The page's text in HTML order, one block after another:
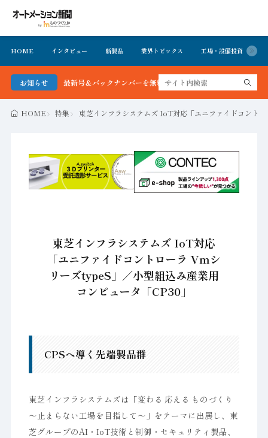
HOME インタビュー 新製品 業界トピックス 工場・設備投資
お知らせ
ン新聞 最新号＆バックナンバーを無料で公開中 詳細はこちら
HOME 特集 東芝インフラシステムズ IoT対応「ユニファイドコント
東芝インフラシステムズ IoT対応
「ユニファイドコントローラ Vmシ
リーズtypeS」／小型組込み産業用
コンピュータ「CP30」
CPSへ導く先端製品群
東芝インフラシステムズは「変わる 応える ものづくり
～止まらない工場を目指して～」をテーマに出展し、東
芝グループのAI・IoT技術と制御・セキュリティ製品、